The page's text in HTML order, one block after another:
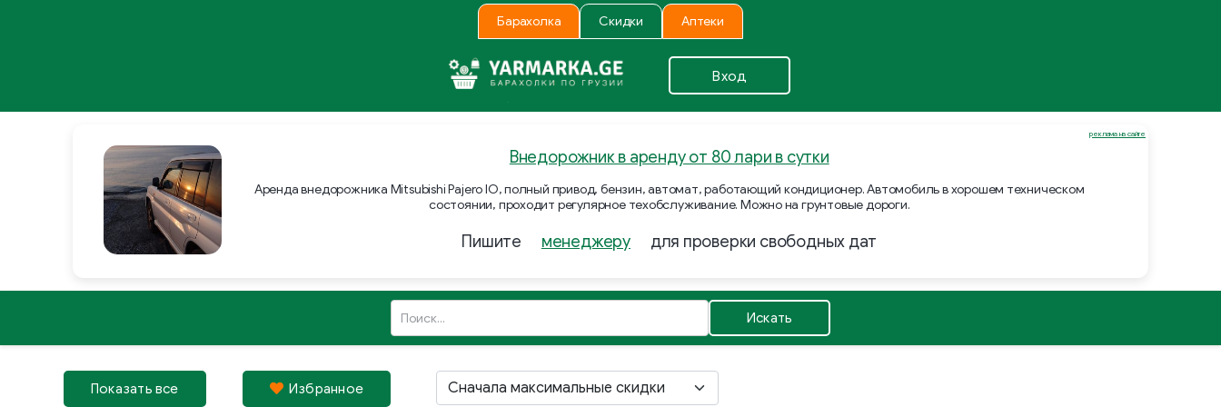
Барахолка Скидки Аптеки
Вход
Внедорожник в аренду от 80 лари в сутки
Аренда внедорожника Mitsubishi Pajero IO, полный привод, бензин, автомат, работающий кондиционер. Автомобиль в хорошем техническом
состоянии, проходит регулярное техобслуживание. Можно на грунтовые дороги.
Пишите менеджеру для проверки свободных дат
реклама на сайте
Искать
Показать все Избрaнное